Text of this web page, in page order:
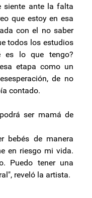
siente ante la falta
que estoy en esa
con el no saber
todos los estudios
es lo que tengo?
etapa como un
de no
contado.
ser mamá de
bebés de manera
en riesgo mi vida.
Puedo tener una
reveló la artista.